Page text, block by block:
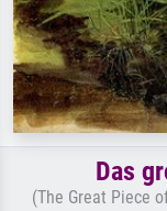
Das
(The Great Piece